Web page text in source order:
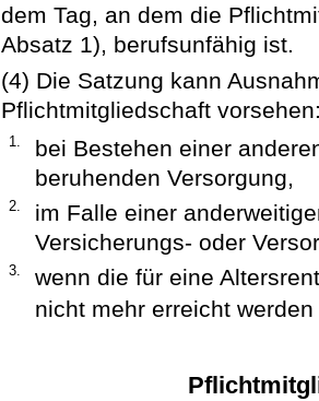
dem Tag, an dem die
Absatz 1), berufsunfähig ist.
(4) Die Satzung kann
Pflichtmitgliedschaft
1.
bei Bestehen einer
beruhenden Versorgung,
2.
im Falle einer
Versicherungs- oder
3.
wenn die für eine
nicht mehr erreicht